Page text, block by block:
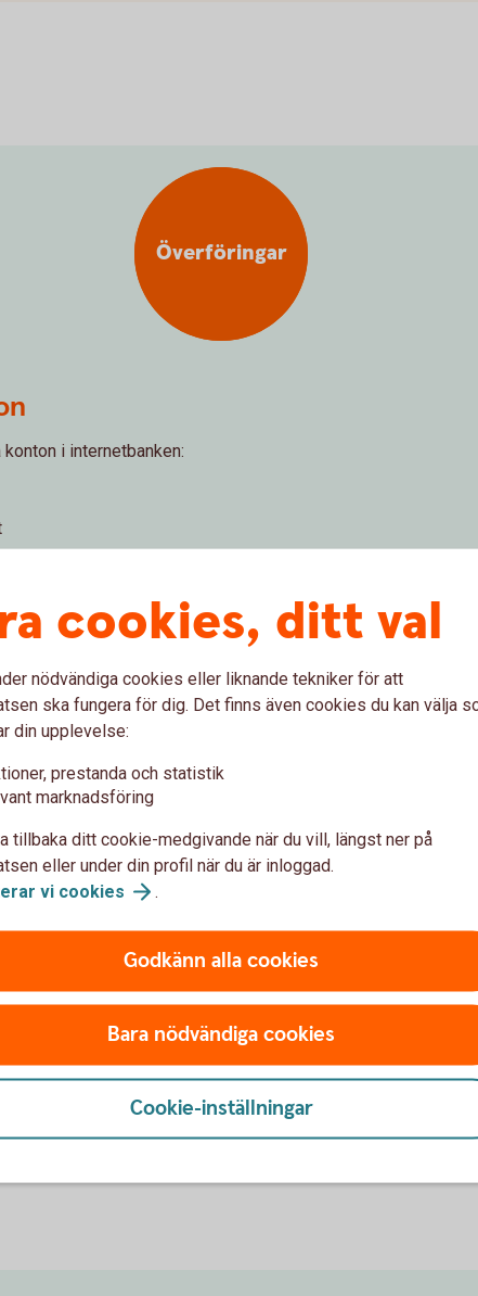
i internetbanken:
Överföringar
börja spara regelbundet?
Dödsbo –
Du som är dödsbodelägare får
utbetalningsavier som står i
bort pengar eller löser in
Expressbetalning
Betala snabbt och säkert
transaktionen är klar.
Expressbetalning
cookies, ditt val
nödvändiga cookies eller liknande tekniker för att
ska fungera för dig. Det finns även cookies du kan välja
din upplevelse:
prestanda och statistik
marknadsföring
tillbaka ditt cookie-medgivande när du vill, längst ner på
eller under din profil när du är inloggad.
vi cookies .
Godkänn alla cookies
Bara nödvändiga cookies
Cookie-inställningar